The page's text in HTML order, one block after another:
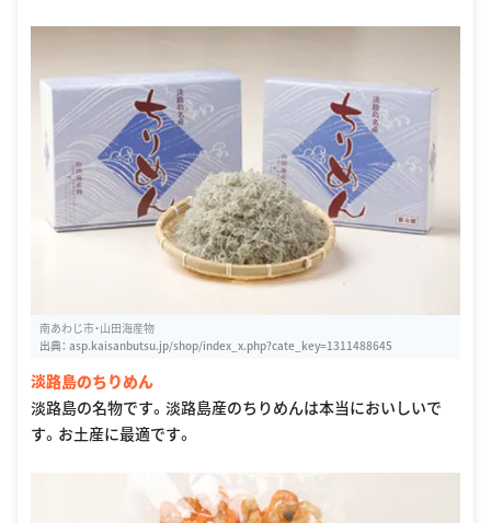
南あわじ市・山田海産物
出典： asp.kaisanbutsu.jp/shop/index_x.php?cate_key=1311488645
淡路島のちりめん
淡路島の名物です。淡路島産のちりめんは本当においしいで
す。お土産に最適です。